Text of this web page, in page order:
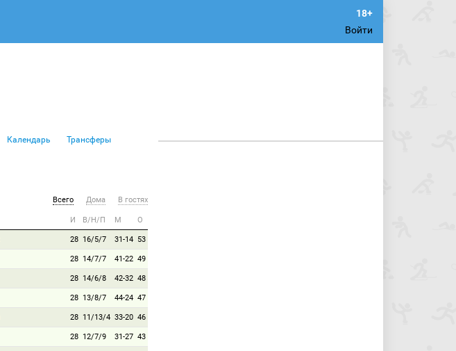
Войти
Календарь Трансферы
Всего Дома В гостях
И В/Н/П М О
28 16/5/7 31-14 53
28 14/7/7 41-22 49
28 14/6/8 42-32 48
28 13/8/7 44-24 47
28 11/13/4 33-20 46
28 12/7/9 31-27 43